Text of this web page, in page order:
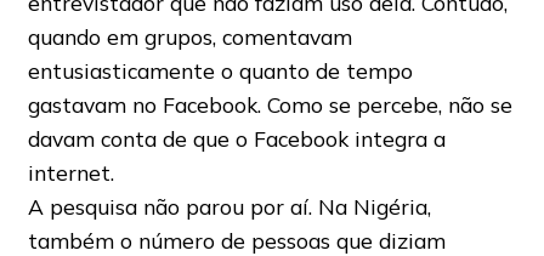
quando em grupos, comentavam
entusiasticamente o quanto de tempo
gastavam no Facebook. Como se percebe, não se
davam conta de que o Facebook integra a
internet.
A pesquisa não parou por aí. Na Nigéria,
também o número de pessoas que diziam